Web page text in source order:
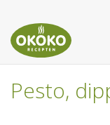
Pesto,